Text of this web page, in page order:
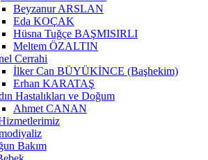
Beyzanur ARSLAN
Eda KOÇAK
Hüsna Tuğçe BAŞMISIRLI
Meltem ÖZALTIN
Cerrahi
İlker Can BÜYÜKİNCE (Başhekim)
Erhan KARATAŞ
Hastalıkları ve Doğum
Ahmet CANAN
Bakım